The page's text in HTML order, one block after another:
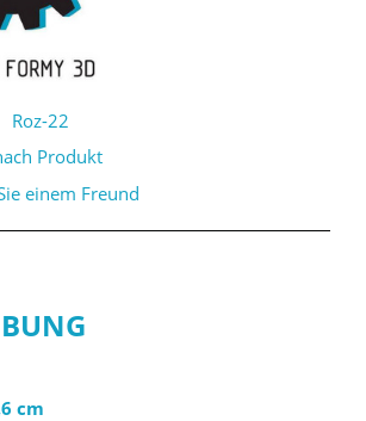
Roz-22
Produkt
einem Freund
cm